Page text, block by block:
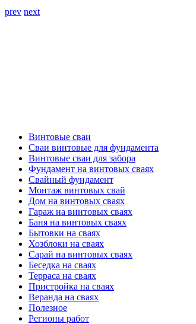
prev next
Винтовые сваи
Сваи винтовые для фундамента
Винтовые сваи для забора
Фундамент на винтовых сваях
Свайный фундамент
Монтаж винтовых свай
Дом на винтовых сваях
Гараж на винтовых сваях
Баня на винтовых сваях
Бытовки на сваях
Хозблоки на сваях
Сарай на винтовых сваях
Беседка на сваях
Терраса на сваях
Пристройка на сваях
Веранда на сваях
Полезное
Регионы работ